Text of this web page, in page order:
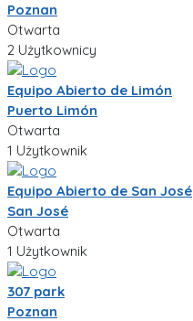
Poznan
Otwarta
2 Użytkownicy
Equipo Abierto de Limón
Puerto Limón
Otwarta
1 Użytkownik
Equipo Abierto de San José
San José
Otwarta
1 Użytkownik
307 park
Poznan